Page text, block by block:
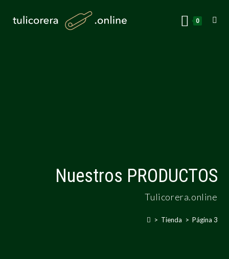
0
Nuestros PRODUCTOS
Tulicorera.online
> Tienda > Página 3